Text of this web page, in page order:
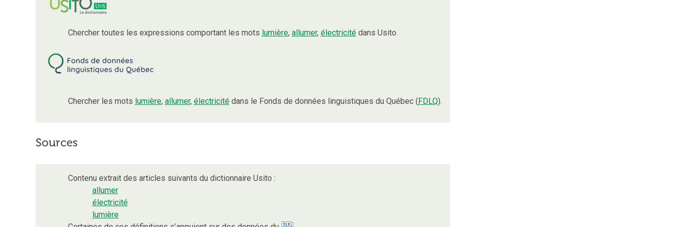
Chercher toutes les expressions comportant les mots lumière, allumer, électricitédans Usito.
Chercher les mots lumière, allumer, électricitédans le Fonds de données linguistiques du Québec (FDLQ).
Sources
Contenu extrait des articles suivants du dictionnaire Usito :
allumer
électricité
lumière